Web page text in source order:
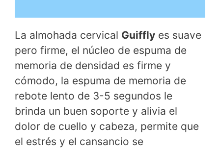
La almohada cervical Guiffly es suave
pero firme, el núcleo de espuma de
memoria de densidad es firme y
cómodo, la espuma de memoria de
rebote lento de 3-5 segundos le
brinda un buen soporte y alivia el
dolor de cuello y cabeza, permite que
el estrés y el cansancio se